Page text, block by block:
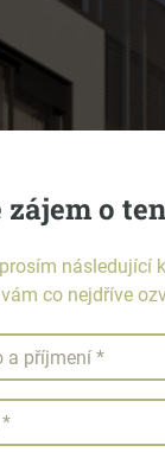
o
následující
co nejdříve